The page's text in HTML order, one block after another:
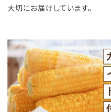
大切にお届けしています。